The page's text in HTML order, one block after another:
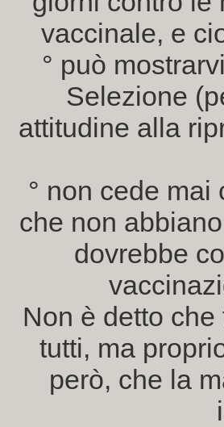
vaccinale, e
° può
Selezione
attitudine alla
° non cede
che non
dovrebbe
Non è detto
tutti, ma
però, che la